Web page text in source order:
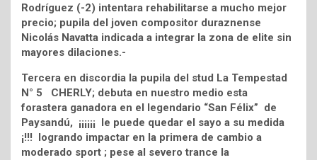
Rodríguez (-2) intentara rehabilitarse a mucho mejor
precio; pupila del joven compositor duraznense
Nicolás Navatta indicada a integrar la zona de elite sin
mayores dilaciones.-
Tercera en discordia la pupila del stud La Tempestad
N° 5 CHERLY; debuta en nuestro medio esta
forastera ganadora en el legendario “San Félix” de
Paysandú, ¡¡¡¡¡¡ le puede quedar el sayo a su medida
¡!!! logrando impactar en la primera de cambio a
moderado sport ; pese al severo trance la